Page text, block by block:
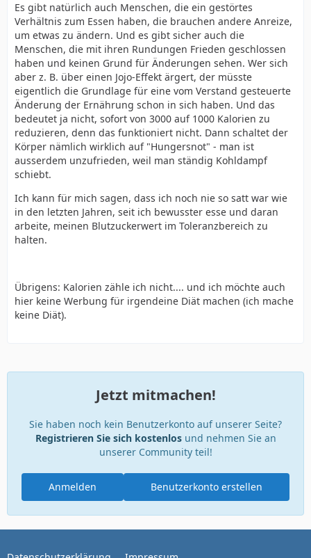
Es gibt natürlich auch Menschen, die ein gestörtes
Verhältnis zum Essen haben, die brauchen andere Anreize,
um etwas zu ändern. Und es gibt sicher auch die
Menschen, die mit ihren Rundungen Frieden geschlossen
haben und keinen Grund für Änderungen sehen. Wer sich
aber z. B. über einen Jojo-Effekt ärgert, der müsste
eigentlich die Grundlage für eine vom Verstand gesteuerte
Änderung der Ernährung schon in sich haben. Und das
bedeutet ja nicht, sofort von 3000 auf 1000 Kalorien zu
reduzieren, denn das funktioniert nicht. Dann schaltet der
Körper nämlich wirklich auf "Hungersnot" - man ist
ausserdem unzufrieden, weil man ständig Kohldampf
schiebt.
Ich kann für mich sagen, dass ich noch nie so satt war wie
in den letzten Jahren, seit ich bewusster esse und daran
arbeite, meinen Blutzuckerwert im Toleranzbereich zu
halten.
Übrigens: Kalorien zähle ich nicht.... und ich möchte auch
hier keine Werbung für irgendeine Diät machen (ich mache
keine Diät).
Jetzt mitmachen!
Sie haben noch kein Benutzerkonto auf unserer Seite?
Registrieren Sie sich kostenlosund nehmen Sie an
unserer Community teil!
Benutzerkonto erstellen
Anmelden